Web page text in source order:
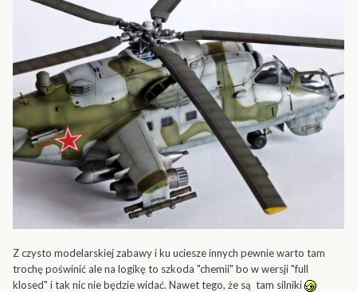
Z czysto modelarskiej zabawy i ku uciesze innych pewnie warto tam
trochę poświnić ale na logikę to szkoda "chemii" bo w wersji "full
klosed" i tak nic nie będzie widać. Nawet tego, że są tam silniki